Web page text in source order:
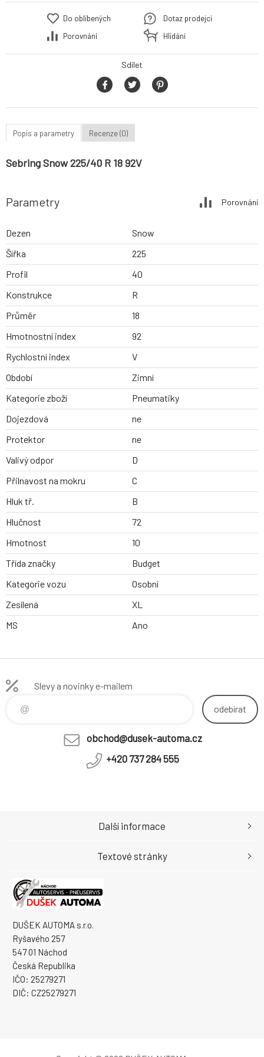
Do oblíbených
Porovnání
Dotaz prodejci
Hlídání
Sdílet
Popis a parametry Recenze (0)
Sebring Snow 225/40 R 18 92V
Parametry Porovnání
Dezen
Snow
Šířka
225
Profil
40
Konstrukce
R
Průměr
18
Hmotnostní index
92
Rychlostní index
V
Období
Zimní
Kategorie zboží
Pneumatiky
Dojezdová
ne
Protektor
ne
Valivý odpor
D
Přilnavost na mokru
C
Hluk tř.
B
Hlučnost
72
Hmotnost
10
Třída značky
Budget
Kategorie vozu
Osobní
Zesílená
XL
MS
Ano
Slevy a novinky e-mailem
odebírat
obchod@dusek-automa.cz
+420 737 284 555
DUŠEK AUTOMA s.r.o.
Ryšavého 257
547 01 Náchod
Česká Republika
IČO: 25279271
DIČ: CZ25279271
Další informace
Textové stránky